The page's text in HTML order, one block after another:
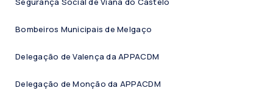
Bombeiros Municipais de Melgaço
Delegação de Valença da APPACDM
Delegação de Monção da APPACDM